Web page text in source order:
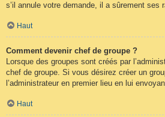
s’il annule votre demande, il a sûrement ses
Haut
Comment devenir chef de groupe ?
Lorsque des groupes sont créés par
chef de groupe. Si vous désirez créer un
l’administrateur en premier lieu en lui
Haut